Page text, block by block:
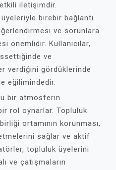
iletişimdir.
birebir bağlantı
ve sorunlara
önemlidir. Kullanıcılar,
ve
verdiğini gördüklerinde
eğilimindedir.
bir atmosferin
rol oynarlar. Topluluk
ortamının korunması,
sağlar ve aktif
topluluk üyelerini
ve çatışmaların